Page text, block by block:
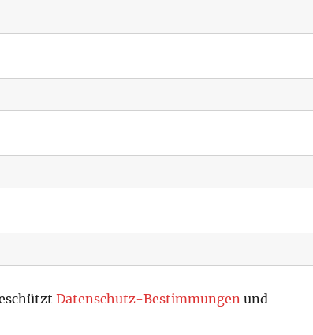
Datenschutz-Bestimmungen und